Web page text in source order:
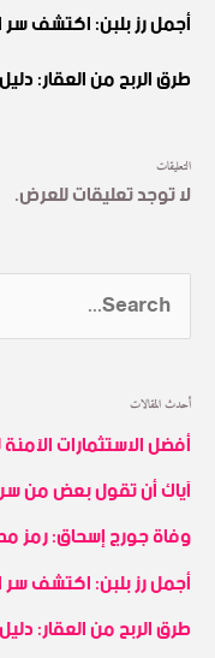
أجمل رز بلبن: اكتشف
طرق الربح من العقار:
التعليقات
لا توجد تعليقات للعرض.
e
a
r
c
h
f
o
r
أحدث المقالات
أفضل الاستثمارات الآمنة
آياك أن تقول بعض من
وفاة جورج إسحاق: رمز
أجمل رز بلبن: اكتشف
طرق الربح من العقار: